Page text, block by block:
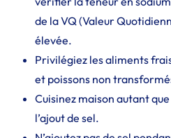
de la VQ (Valeur
élevée.
Privilégiez les aliments
et poissons non
Cuisinez maison autant
l’ajout de sel.